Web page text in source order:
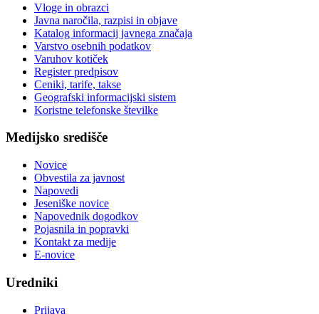
Vloge in obrazci
Javna naročila, razpisi in objave
Katalog informacij javnega značaja
Varstvo osebnih podatkov
Varuhov kotiček
Register predpisov
Ceniki, tarife, takse
Geografski informacijski sistem
Koristne telefonske številke
Medijsko središče
Novice
Obvestila za javnost
Napovedi
Jeseniške novice
Napovednik dogodkov
Pojasnila in popravki
Kontakt za medije
E-novice
Uredniki
Prijava